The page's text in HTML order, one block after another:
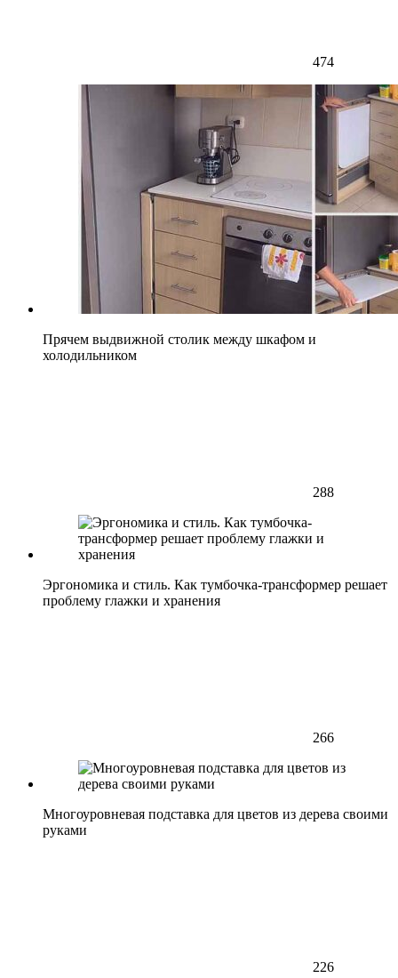
474
Прячем выдвижной столик между шкафом и
холодильником
288
Эргономика и стиль. Как тумбочка-трансформер решает
проблему глажки и хранения
266
Многоуровневая подставка для цветов из дерева своими
руками
226